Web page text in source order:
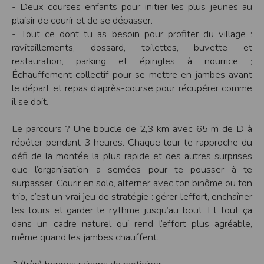
- Deux courses enfants pour initier les plus jeunes au
plaisir de courir et de se dépasser.
- Tout ce dont tu as besoin pour profiter du village :
ravitaillements, dossard, toilettes, buvette et
restauration, parking et épingles à nourrice ;
Échauffement collectif pour se mettre en jambes avant
le départ et repas d’après-course pour récupérer comme
il se doit.
Le parcours ? Une boucle de 2,3 km avec 65 m de D à
répéter pendant 3 heures. Chaque tour te rapproche du
défi de la montée la plus rapide et des autres surprises
que l’organisation a semées pour te pousser à te
surpasser. Courir en solo, alterner avec ton binôme ou ton
trio, c’est un vrai jeu de stratégie : gérer l’effort, enchaîner
les tours et garder le rythme jusqu’au bout. Et tout ça
dans un cadre naturel qui rend l’effort plus agréable,
même quand les jambes chauffent.
Modification des conditions d’utilisation
L’EDITEUR se réserve la possibilité de modifier, à tout moment et sans préavis,
les présentes conditions d’utilisation afin de les adapter aux évolutions du site
et/ou de son exploitation.
Règles d'usage d'Internet
L’utilisateur déclare accepter les caractéristiques et les limites d’Internet, et
notamment reconnaît que :
L’EDITEUR n’assume aucune responsabilité sur les services accessibles par
Internet et n’exerce aucun contrôle de quelque forme que ce soit sur la nature et
L’utilisateur reconnaît que les données circulant sur Internet ne sont pas
protégées notamment contre les détournements éventuels. La communication de
toute information jugée par l’utilisateur de nature sensible ou confidentielle se
fait à ses risques et périls.
L’utilisateur reconnaît que les données circulant sur Internet peuvent être
réglementées en termes d’usage ou être protégées par un droit de propriété.
L’utilisateur est seul responsable de l’usage des données qu’il consulte, interroge
et transfère sur Internet.
L’utilisateur reconnaît que l’EDITEUR ne dispose d’aucun moyen de contrôle sur
le contenu des services accessibles sur Internet
L'éditeur informe que les utilisateurs du site internet www.timepulse.run
peuvent recevoir des offres des partenaires de l'éditeur
L'éditeur informe que les utilisateurs du site internet www.timepulse.run
peuvent recevoir des offres les invitant à participer à des épreuves inscrites au